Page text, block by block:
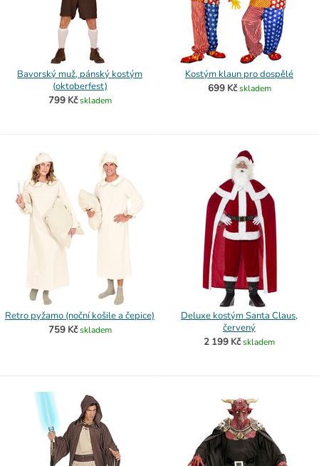
Bavorský muž, pánský kostým
(oktoberfest)
799 Kč skladem
Kostým klaun pro dospělé
699 Kč skladem
Retro pyžamo (noční košile a čepice)
759 Kč skladem
Deluxe kostým Santa Claus,
červený
2 199 Kčskladem